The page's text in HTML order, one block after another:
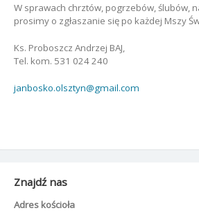
W sprawach chrztów, pogrzebów, ślubów,
prosimy o zgłaszanie się po każdej Mszy
Ks. Proboszcz Andrzej BAJ,
Tel. kom. 531 024 240
janbosko.olsztyn@gmail.com
Znajdź nas
Adres kościoła